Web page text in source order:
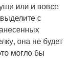
или и вовсе
с
она не будет
могло бы